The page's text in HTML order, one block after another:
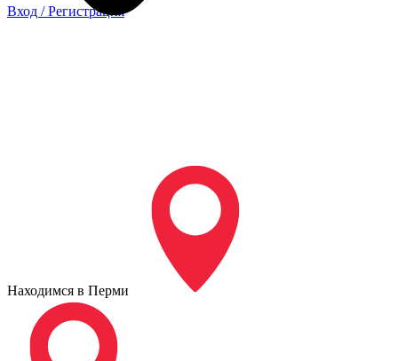
Вход / Регистрация
Находимся в Перми